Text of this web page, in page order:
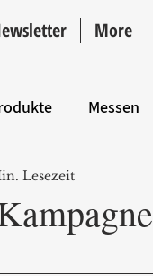
More
Messen
Lesezeit